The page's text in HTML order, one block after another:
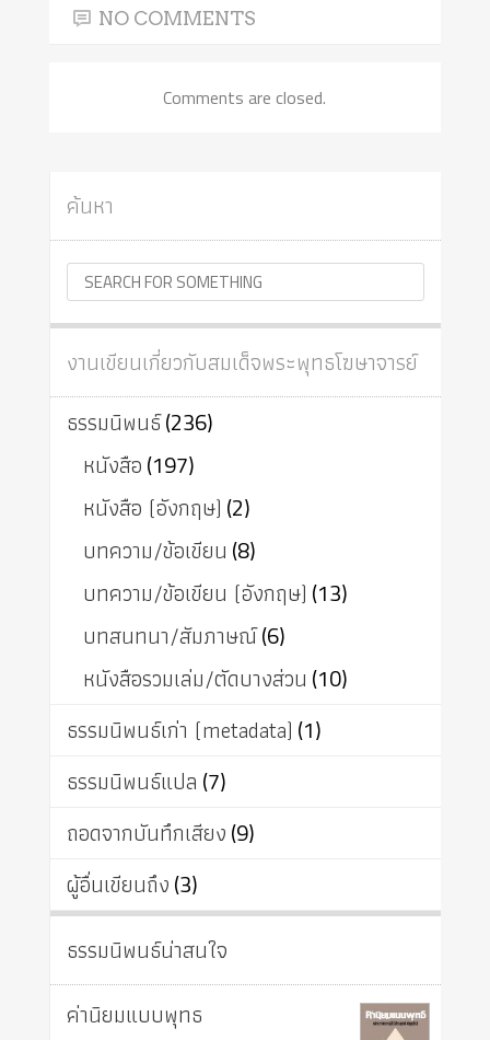
NO COMMENTS
Comments are closed.
ค้นหา
งานเขียนเกี่ยวกับสมเด็จพระพุทธโฆษาจารย์
ธรรมนิพนธ์(236)
หนังสือ(197)
หนังสือ (อังกฤษ) (2)
บทความ/ข้อเขียน (8)
บทความ/ข้อเขียน (อังกฤษ) (13)
บทสนทนา/สัมภาษณ์(6)
หนังสือรวมเล่ม/ตัดบางส่วน (10)
ธรรมนิพนธ์เก่า (metadata) (1)
ธรรมนิพนธ์แปล (7)
ถอดจากบันทึกเสียง(9)
ผู้อื่นเขียนถึง(3)
ธรรมนิพนธ์น่าสนใจ
ค่านิยมแบบพุทธ